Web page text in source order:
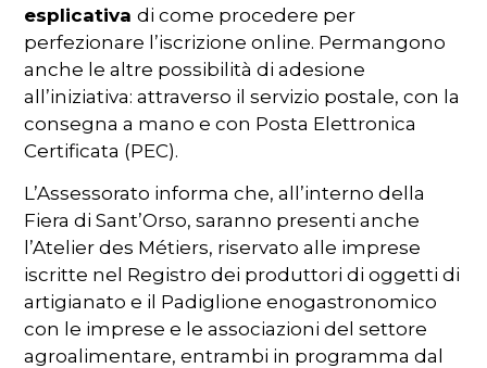
esplicativadi come procedere per
perfezionare l’iscrizione online. Permangono
anche le altre possibilità di adesione
all’iniziativa: attraverso il servizio postale, con la
consegna a mano e con Posta Elettronica
Certificata (PEC).
L’Assessorato informa che, all’interno della
Fiera di Sant’Orso, saranno presenti anche
l’Atelier des Métiers, riservato alle imprese
iscritte nel Registro dei produttori di oggetti di
artigianato e il Padiglione enogastronomico
con le imprese e le associazioni del settore
agroalimentare, entrambi in programma dal